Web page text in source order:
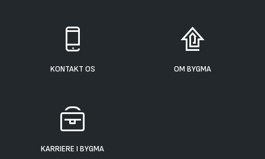
KONTAKT OS OM BYGMA
KARRIERE I BYGMA